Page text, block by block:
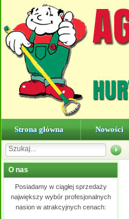
Strona główna Nowości
O nas
Posiadamy w ciągłej sprzedaży
największy wybór profesjonalnych
nasion w atrakcyjnych cenach: